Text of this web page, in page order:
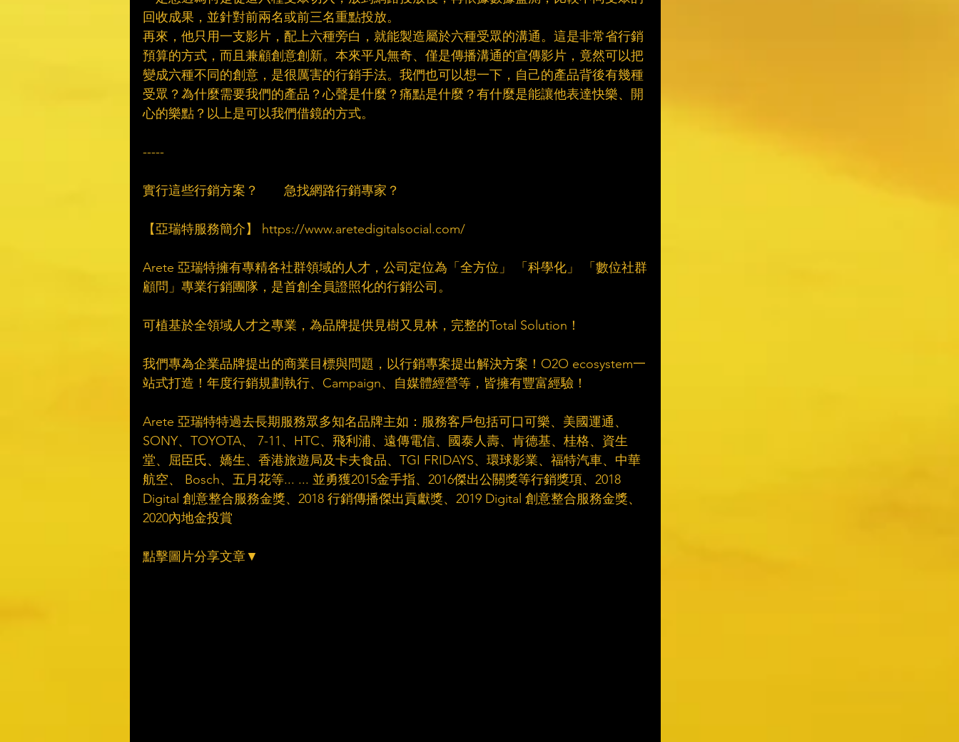
回收成果，並針對前兩名或前三名重點投放。​
再來，他只用一支影片，配上六種旁白，就能製造屬於六種受眾的溝通。這是非常省行銷
預算的方式，而且兼顧創意創新。本來平凡無奇、僅是傳播溝通的宣傳影片，竟然可以把
變成六種不同的創意，是很厲害的行銷手法。我們也可以想一下，自己的產品背後有幾種
受眾？為什麼需要我們的產品？心聲是什麼？痛點是什麼？有什麼是能讓他表達快樂、開
心的樂點？以上是可以我們借鏡的方式。​
-----​
實行這些行銷方案？　　急找網路行銷專家？​
【亞瑞特服務簡介】 https://www.aretedigitalsocial.com/​
Arete 亞瑞特擁有專精各社群領域的人才，公司定位為「全方位」 「科學化」 「數位社群
顧問」專業行銷團隊，是首創全員證照化的行銷公司。​
可植基於全領域人才之專業，為品牌提供見樹又見林，完整的Total Solution！​
我們專為企業品牌提出的商業目標與問題，以行銷專案提出解決方案！O2O ecosystem一
站式打造！年度行銷規劃執行、Campaign、自媒體經營等，皆擁有豐富經驗！​
Arete 亞瑞特特過去長期服務眾多知名品牌主如：服務客戶包括可口可樂、美國運通、
SONY、TOYOTA、 7-11、HTC、飛利浦、遠傳電信、國泰人壽、肯德基、桂格、資生
堂、屈臣氏、嬌生、香港旅遊局及卡夫食品、TGI FRIDAYS、環球影業、福特汽車、中華
航空、 Bosch、五月花等... ... 並勇獲2015金手指、2016傑出公關獎等行銷獎項、2018
Digital 創意整合服務金獎、2018 行銷傳播傑出貢獻獎、2019 Digital 創意整合服務金獎、
2020內地金投賞
點擊圖片分享文章▼